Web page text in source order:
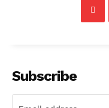
Subscribe